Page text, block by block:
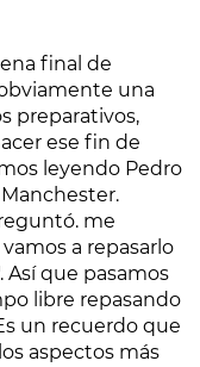
final de
una
preparativos,
ese fin de
leyendo Pedro
me
a repasarlo
Así que pasamos
libre repasando
un recuerdo que
aspectos más